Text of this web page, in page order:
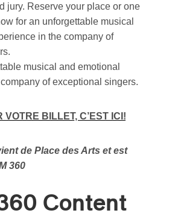
jury. Reserve your place or one
for an unforgettable musical
in the company of
musical and emotional
of exceptional singers.
VOTRE BILLET, C’EST ICI!
de Place des Arts et est
360
Content